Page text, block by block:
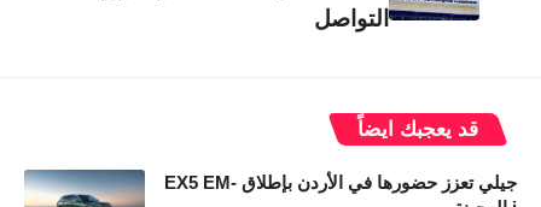
التواصل
قد يعجبك ايضاً
جيلي تعزز حضورها في الأردن بإطلاق EX5 EM-